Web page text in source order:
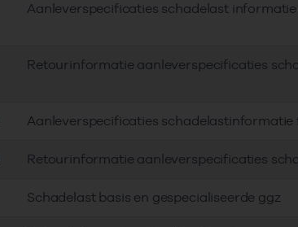
Aanleverspecificaties schadelast
Retourinformatie aanleverspecificaties
Aanleverspecificaties
Retourinformatie aanleverspecificaties
Schadelast basis en gespecialiseerde ggz